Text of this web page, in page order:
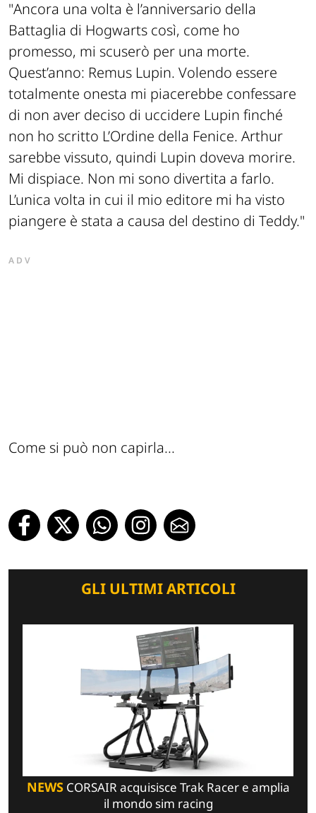
"Ancora una volta è l’anniversario della
Battaglia di Hogwarts così, come ho
promesso, mi scuserò per una morte.
Quest’anno: Remus Lupin. Volendo essere
totalmente onesta mi piacerebbe confessare
di non aver deciso di uccidere Lupin finché
non ho scritto L’Ordine della Fenice. Arthur
sarebbe vissuto, quindi Lupin doveva morire.
Mi dispiace. Non mi sono divertita a farlo.
L’unica volta in cui il mio editore mi ha visto
piangere è stata a causa del destino di Teddy."
ADV
Come si può non capirla...
GLI ULTIMI ARTICOLI
NEWSCORSAIR acquisisce Trak Racer e amplia
il mondo sim racing